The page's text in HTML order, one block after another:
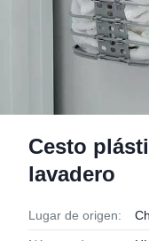
Cesto
lavadero
Lugar de origen: